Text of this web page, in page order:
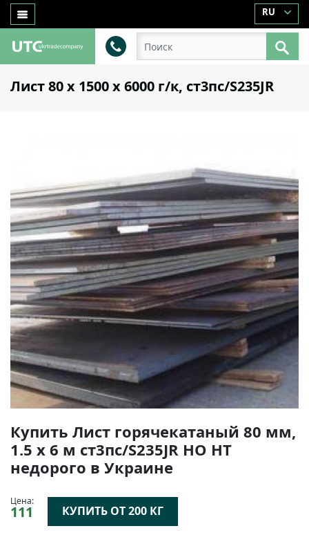
RU
Лист 80 х 1500 х 6000 г/к, ст3пс/S235JR
Купить Лист горячекатаный 80 мм,
1.5 х 6 м ст3пс/S235JR НО НТ
недорого в Украине
Цена:
111 КУПИТЬ ОТ 200 КГ